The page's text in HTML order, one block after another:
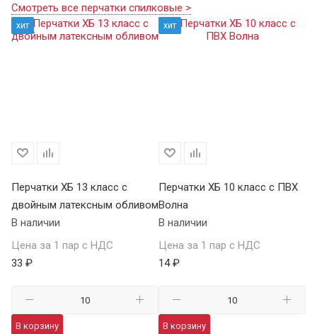
Смотреть все перчатки спилковые >
хит
Перчатки ХБ 13 класс с
двойным латексным обливом
В наличии
Цена за 1 пар с НДС
33 ₽
В корзину
хит
Перчатки ХБ 10 класс с ПВХ
Волна
В наличии
Цена за 1 пар с НДС
14 ₽
В корзину